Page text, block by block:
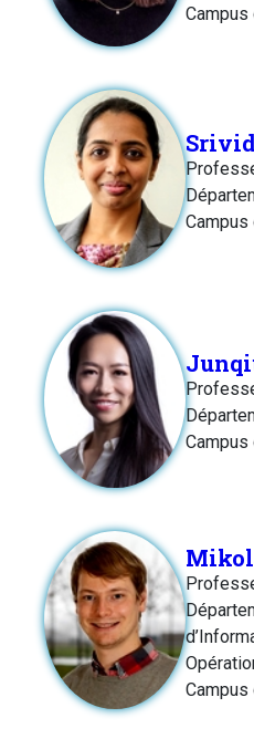
Campus
Campus
Campus
Campus